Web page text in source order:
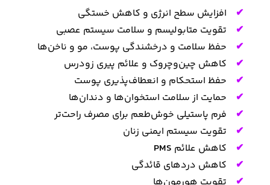
افزایش سطح انرژی و کاهش خستگی
تقویت متابولیسم و سلامت سیستم عصبی
حفظ سلامت و درخشندگی پوست، مو و ناخن‌ها
کاهش چین‌وچروک و علائم پیری زودرس
حفظ استحکام و انعطاف‌پذیری پوست
حمایت از سلامت استخوان‌ها و دندان‌ها
فرم پاستیلی خوش‌طعم برای مصرف راحت‌تر
تقویت سیستم ایمنی زنان
کاهش علائم PMS
کاهش دردهای قائدگی